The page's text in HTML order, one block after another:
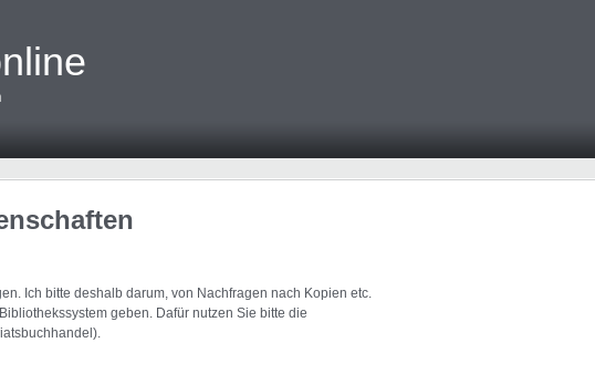
Ich bitte deshalb darum, von Nachfragen nach Kopien etc.
geben. Dafür nutzen Sie bitte die